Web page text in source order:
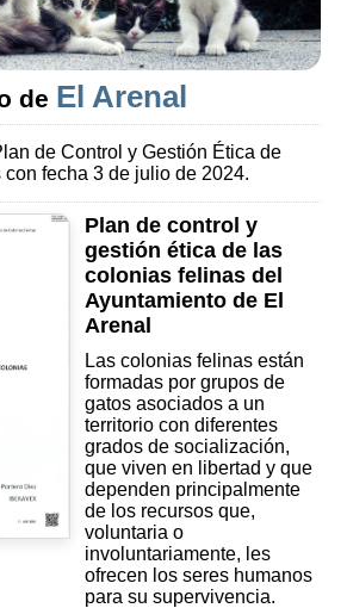
de El Arenal
de Control y Gestión Ética de
fecha 3 de julio de 2024.
Plan de control y
gestión ética de las
colonias felinas del
Ayuntamiento de El
Arenal
Las colonias felinas están
formadas por grupos de
gatos asociados a un
territorio con diferentes
grados de socialización,
que viven en libertad y que
dependen principalmente
de los recursos que,
voluntaria o
involuntariamente, les
ofrecen los seres humanos
para su supervivencia.